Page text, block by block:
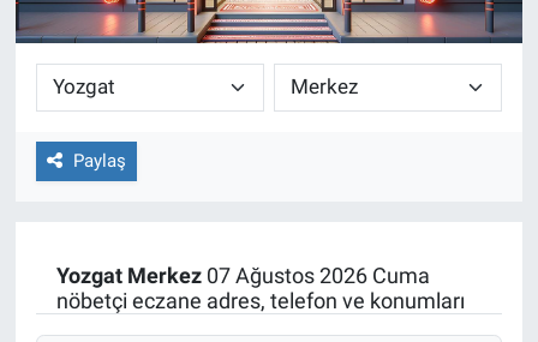
Paylaş
Yozgat Merkez07 Ağustos 2026 Cuma
nöbetçi eczane adres, telefon ve konumları